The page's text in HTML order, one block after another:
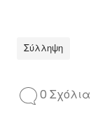
Σύλληψη
0 Σχόλια